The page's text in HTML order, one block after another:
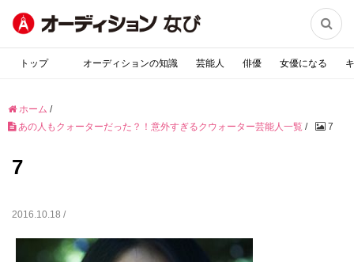

トップ オーディションの知識 芸能人 俳優 女優になる
ホーム /
あの人もクォーターだった？！意外すぎるクウォーター芸能人一覧 / 7
7
2016.10.18 /